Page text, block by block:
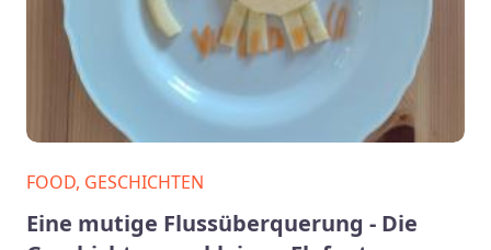
FOOD, GESCHICHTEN
Eine mutige Flussüberquerung - Die